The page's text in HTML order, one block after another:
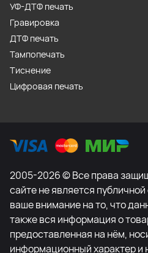
УФ-ДТФ печать
Гравировка
ДТФ печать
Тампопечать
Тиснение
Цифровая печать
2005-2026 © Все права
сайте не является
ваше внимание на то, что
также вся информация о
предоставленная на нём,
информационный характер и